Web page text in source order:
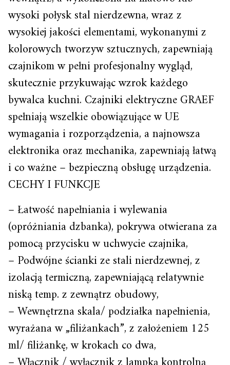
wysoki połysk stal nierdzewna, wraz z
wysokiej jakości elementami, wykonanymi z
kolorowych tworzyw sztucznych, zapewniają
czajnikom w pełni profesjonalny wygląd,
skutecznie przykuwając wzrok każdego
bywalca kuchni. Czajniki elektryczne GRAEF
spełniają wszelkie obowiązujące w UE
wymagania i rozporządzenia, a najnowsza
elektronika oraz mechanika, zapewniają łatwą
i co ważne – bezpieczną obsługę urządzenia.
CECHY I FUNKCJE
– Łatwość napełniania i wylewania
(opróżniania dzbanka), pokrywa otwierana za
pomocą przycisku w uchwycie czajnika,
– Podwójne ścianki ze stali nierdzewnej, z
izolacją termiczną, zapewniającą relatywnie
niską temp. z zewnątrz obudowy,
– Wewnętrzna skala/ podziałka napełnienia,
wyrażana w „filiżankach”, z założeniem 125
ml/ filiżankę, w krokach co dwa,